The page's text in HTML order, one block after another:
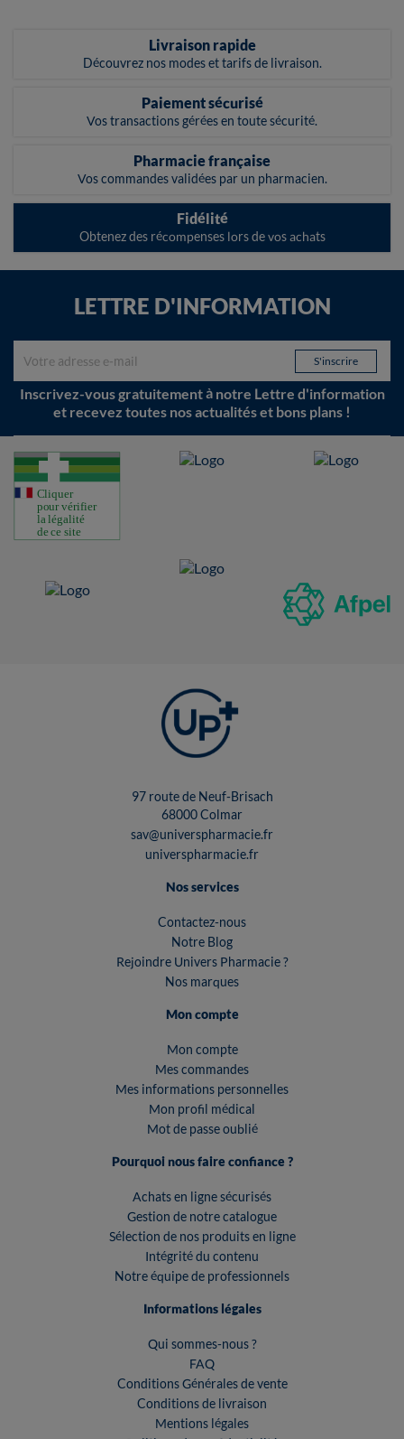
Livraison rapide
Découvrez nos modes et tarifs de livraison.
Paiement sécurisé
Vos transactions gérées en toute sécurité.
Pharmacie française
Vos commandes validées par un pharmacien.
Fidélité
Obtenez des récompenses lors de vos achats
LETTRE D'INFORMATION
Inscrivez-vous gratuitement à notre Lettre d'information
et recevez toutes nos actualités et bons plans !
97 route de Neuf-Brisach
68000 Colmar
sav@universpharmacie.fr
universpharmacie.fr
Nos services
Contactez-nous
Notre Blog
Rejoindre Univers Pharmacie ?
Nos marques
Mon compte
Mon compte
Mes commandes
Mes informations personnelles
Mon profil médical
Mot de passe oublié
Pourquoi nous faire confiance ?
Achats en ligne sécurisés
Gestion de notre catalogue
Sélection de nos produits en ligne
Intégrité du contenu
Notre équipe de professionnels
Informations légales
Qui sommes-nous ?
FAQ
Conditions Générales de vente
Conditions de livraison
Mentions légales